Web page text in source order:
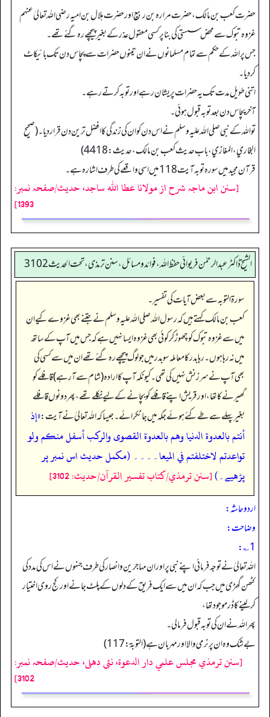
حضرت کعب بن مالک، حضرت مرارہ بن ربیع اور حضرت ہلال بن امیہ رضی اللہ تعالیٰ عنہم
غزوہ تبوک سے محض سستی کی بنا پر کسی معقول عذر کے بغیر پیچھے رہ گئے تھے۔
جس پر اللہ کے حکم سے تمام مسلمانوں نے ان تینوں حضرات سے پچاس دن تک بائیکاٹ
کردیا۔
اتنی طویل مدت تک یہ حضرات پریشان رہے اور توبہ کرتے رہے۔
آخر پچاس دن بعد توبہ قبول ہوئی۔
تو اللہ کے نبی صلی اللہ علیہ وسلم نے اس دن کو ان کی زندگی کا افضل ترین دن قراردیا۔ (صحیح
البخاري، المغازي، باب حدیث کعب بن مالك، حدیث: 4418)
قرآن مجید میں سورہ توبہ آیت 118 میں اسی واقعے کی طرف اشارہ ہے۔
[سنن ابن ماجہ شرح از مولانا عطا الله ساجد، حدیث/صفحہ نمبر:
1393]
الشیخ ڈاکٹر عبد الرحمٰن فریوائی حفظ اللہ، فوائد و مسائل، سنن ترمذی، تحت الحديث 3102
سورۃ التوبہ سے بعض آیات کی تفسیر۔
کعب بن مالک کہتے ہیں کہ رسول اللہ صلی اللہ علیہ وسلم نے جتنے بھی غزوے کیے ان
میں سے غزوہ تبوک کو چھوڑ کر کوئی بھی غزوہ ایسا نہیں ہے کہ جس میں آپ کے ساتھ
میں نہ رہا ہوں۔ رہا بدر کا معاملہ سو بدر میں جو لوگ پیچھے رہ گئے تھے ان میں سے کسی کی
بھی آپ نے سرزنش نہیں کی تھی۔ کیونکہ آپ کا ارادہ (شام سے آ رہے) قافلے کو
گھیرنے کا تھا، اور قریش اپنے قافلے کو بچانے کے لیے نکلے تھے، پھر دونوں قافلے
بغیر پہلے سے طے کئے ہوئے جگہ میں جا ٹکرائے۔ جیسا کہ اللہ تعالیٰ نے آیت:«إذ
أنتم بالعدوة الدنيا وهم بالعدوة القصوى والركب أسفل منكم ولو
تواعدتم لاختلفتم في الميعا۔۔۔۔ (مکمل حدیث اس نمبر پر
پڑھیے۔)[سنن ترمذي/كتاب تفسير القرآن/حدیث: 3102]
اردو حاشہ:
وضاحت:
1؎:
اللہ تعالیٰ نے توجہ فرمائی اپنے نبی پر اور ان مہاجرین وانصار کی طرف جنہوں نے اس کی مدد کی
کٹھن گھڑی میں جب کہ ان میں سے ایک فریق کے دلوں کے پلٹ جانے اور کج روی اختیار
کرلینے کا ڈر موجود تھا،
پھر اللہ نے ان کی توبہ قبول فرمالی۔
بے شک وہ ان پر نرمی والا اور مہر بان ہے (التوبة: 117)
[سنن ترمذي مجلس علمي دار الدعوة، نئى دهلى، حدیث/صفحہ نمبر:
3102]